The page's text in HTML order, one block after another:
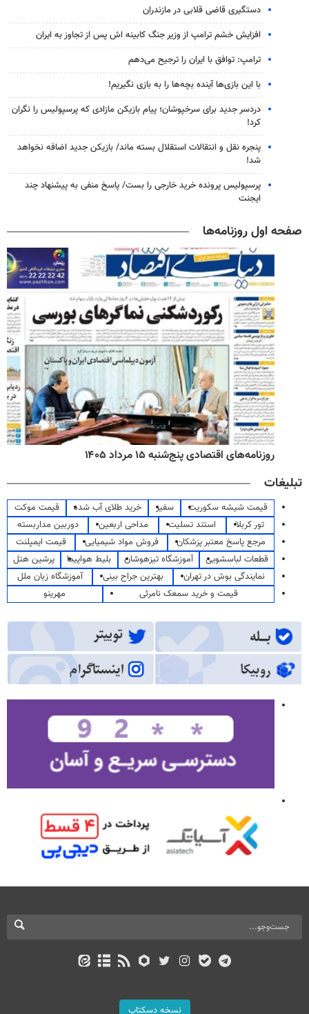
دستگیری قاضی قلابی در مازندران
افزایش خشم ترامپ از وزیر جنگ کابینه اش پس از تجاوز به ایران
ترامپ: توافق با ایران را ترجیح می‌دهم
با این بازی‌ها آینده بچه‌ها را به بازی نگیریم!
دردسر جدید برای سرخپوشان؛ پیام بازیکن مازادی که پرسپولیس را نگران
کرد!
پنجره‌ نقل و انتقالات استقلال بسته ماند/ بازیکن جدید اضافه نخواهد
شد!
پرسپولیس پرونده خرید خارجی را بست/ پاسخ منفی به پیشنهاد چند
ایجنت
صفحه اول روزنامه‌ها
روزنامه‌های اقتصادی پنج‌شنبه ۱۵ مرداد ۱۴۰۵
تبلیغات
قیمت شیشه سکوریت سفیر خرید طلای آب شده
قیمت موکت
تور کربلا
استند تسلیت مداحی اربعین
دوربین مداربسته
مرجع پاسخ معتبر پزشکان
فروش مواد شیمیایی
قیمت ایمپلنت
قطعات لباسشویی
آموزشگاه تیزهوشان بلیط هواپیما
پرشین هتل
نمایندگی بوش در تهران
بهترین جراح بینی
آموزشگاه زبان ملل
قیمت و خرید سمعک نامرئی
مهرینو
نسخه دسکتاپ